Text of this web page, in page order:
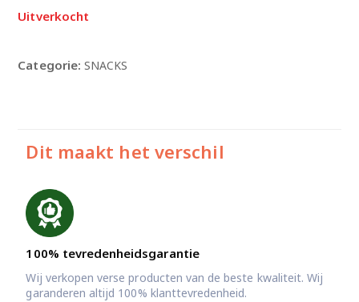
Uitverkocht
Categorie: SNACKS
Dit maakt het verschil
100% tevredenheidsgarantie
Wij verkopen verse producten van de beste kwaliteit. Wij
garanderen altijd 100% klanttevredenheid.